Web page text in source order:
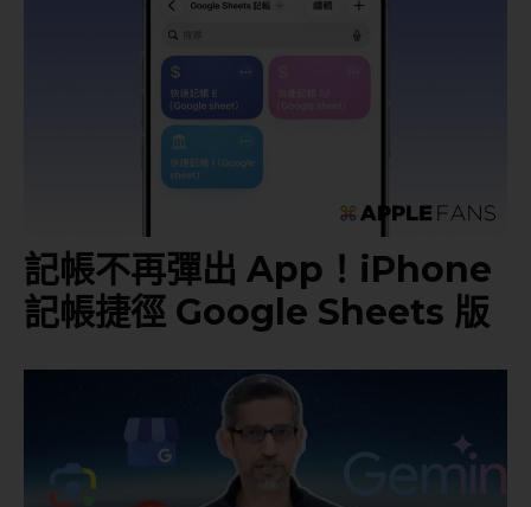
記帳不再彈出 App！iPhone
記帳捷徑 Google Sheets 版